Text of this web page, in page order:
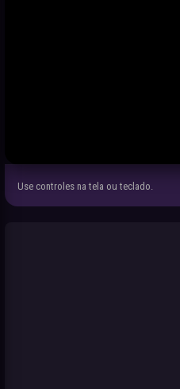
Use controles na tela ou teclado.